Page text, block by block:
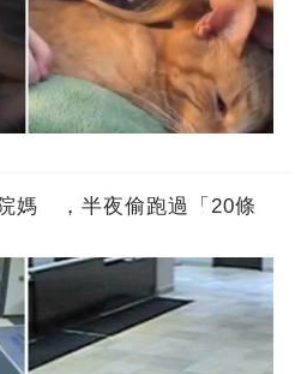
媽 ，半夜偷跑過「20條